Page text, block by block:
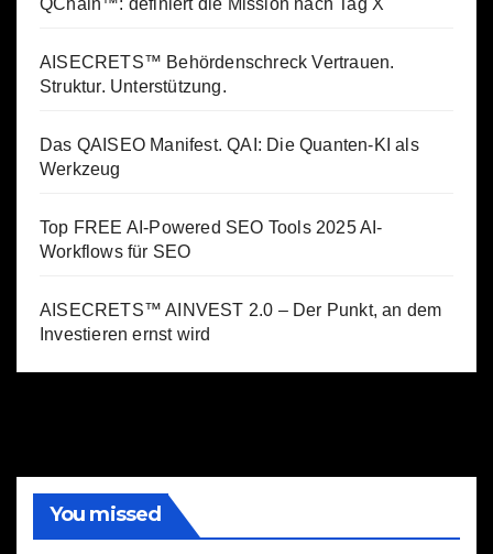
AISECRETS™ Behördenschreck Vertrauen.
Struktur. Unterstützung.
Das QAISEO Manifest. QAI: Die Quanten-KI als
Werkzeug
Top FREE AI-Powered SEO Tools 2025 AI-
Workflows für SEO
AISECRETS™ AINVEST 2.0 – Der Punkt, an dem
Investieren ernst wird
You missed